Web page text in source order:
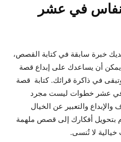
في عشر
خبرة سابقة في كتابة القصص،
أن يساعدك على إبداع قصة
في ذاكرة قرائك. كتابة قصة
في عشر خطوات ليست مجرد
والتعبير عن الخيال
بتحويل أفكارك إلى قصص ملهمة
لا تُنسى.